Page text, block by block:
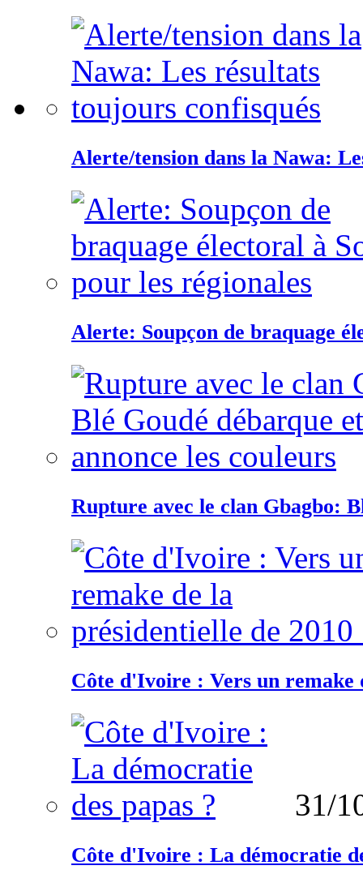
Alerte/tension dans la Nawa:
Alerte: Soupçon de braquage
Rupture avec le clan Gbagbo:
Côte d'Ivoire : Vers un remake
31/
Côte d'Ivoire : La démocratie